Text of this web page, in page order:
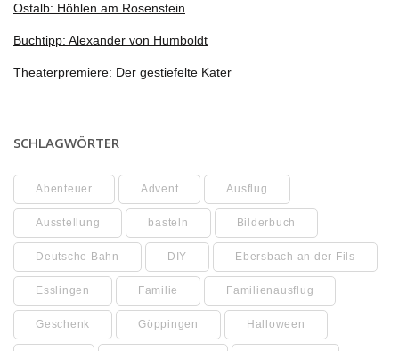
Ostalb: Höhlen am Rosenstein
Buchtipp: Alexander von Humboldt
Theaterpremiere: Der gestiefelte Kater
SCHLAGWÖRTER
Abenteuer Advent Ausflug
Ausstellung basteln Bilderbuch
Deutsche Bahn DIY Ebersbach an der Fils
Esslingen Familie Familienausflug
Geschenk Göppingen Halloween